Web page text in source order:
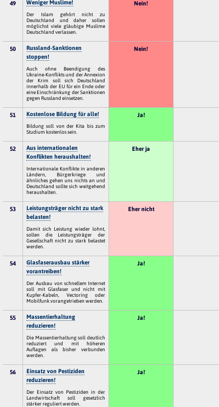
49 Weniger Muslime!
Der Islam gehört nicht zu
Deutschland und daher sollen
möglichst viele gläubige Muslime
Deutschland verlassen.
Nein!
50
Russland-Sanktionen
stoppen!
Auch ohne Beendigung des
Ukraine-Konflikts und der Annexion
der Krim soll sich Deutschland
innerhalb der EU für ein Ende oder
eine Einschränkung der Sanktionen
gegen Russland einsetzen.
Nein!
51 Kostenlose Bildung für alle!
Bildung soll von der Kita bis zum
Studium kostenlos sein.
Ja!
52
Aus internationalen
Konflikten heraushalten!
Internationale Konflikte in anderen
Ländern, Bürgerkriege und
ähnliches gehen uns nichts an und
Deutschland sollte sich weitgehend
heraushalten.
Eher ja
53
Leistungsträger nicht zu stark
belasten!
Damit sich Leistung wieder lohnt,
sollen die Leistungsträger der
Gesellschaft nicht zu stark belastet
werden.
Eher nicht
54
Glasfaserausbau stärker
vorantreiben!
Der Ausbau von schnellem Internet
soll mit Glasfaser und nicht mit
Kupfer-Kabeln, Vectoring oder
Mobilfunk vorangetrieben werden.
Ja!
55
Massentierhaltung
reduzieren!
Die Massentierhaltung soll deutlich
reduziert und mit höheren
Auflagen als bisher verbunden
werden.
Ja!
56
Einsatz von Pestiziden
reduzieren!
Der Einsatz von Pestiziden in der
Landwirtschaft soll gesetzlich
stärker reguliert werden.
Ja!